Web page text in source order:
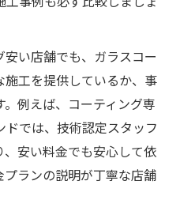
を安く抑える選択ポイ
ーコーティング選び方
い中で品質を見極める
グで後悔しない選び方
店安い店のサービス比
い店舗でも、ガラスコー
工を提供しているか、事
例えば、コーティング専
では、技術認定スタッフ
安い料金でも安心して依
ランの説明が丁寧な店舗